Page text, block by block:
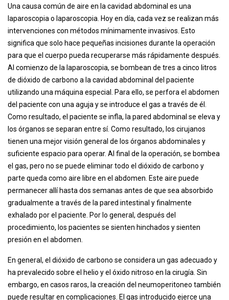
Una causa común de aire en la cavidad abdominal es una
laparoscopia o laparoscopia. Hoy en día, cada vez se realizan más
intervenciones con métodos mínimamente invasivos. Esto
significa que solo hace pequeñas incisiones durante la operación
para que el cuerpo pueda recuperarse más rápidamente después.
Al comienzo de la laparoscopia, se bombean de tres a cinco litros
de dióxido de carbono a la cavidad abdominal del paciente
utilizando una máquina especial. Para ello, se perfora el abdomen
del paciente con una aguja y se introduce el gas a través de él.
Como resultado, el paciente se infla, la pared abdominal se eleva y
los órganos se separan entre sí. Como resultado, los cirujanos
tienen una mejor visión general de los órganos abdominales y
suficiente espacio para operar. Al final de la operación, se bombea
el gas, pero no se puede eliminar todo el dióxido de carbono y
parte queda como aire libre en el abdomen. Este aire puede
permanecer allí hasta dos semanas antes de que sea absorbido
gradualmente a través de la pared intestinal y finalmente
exhalado por el paciente. Por lo general, después del
procedimiento, los pacientes se sienten hinchados y sienten
presión en el abdomen.
En general, el dióxido de carbono se considera un gas adecuado y
ha prevalecido sobre el helio y el óxido nitroso en la cirugía. Sin
embargo, en casos raros, la creación del neumoperitoneo también
puede resultar en complicaciones. El gas introducido ejerce una